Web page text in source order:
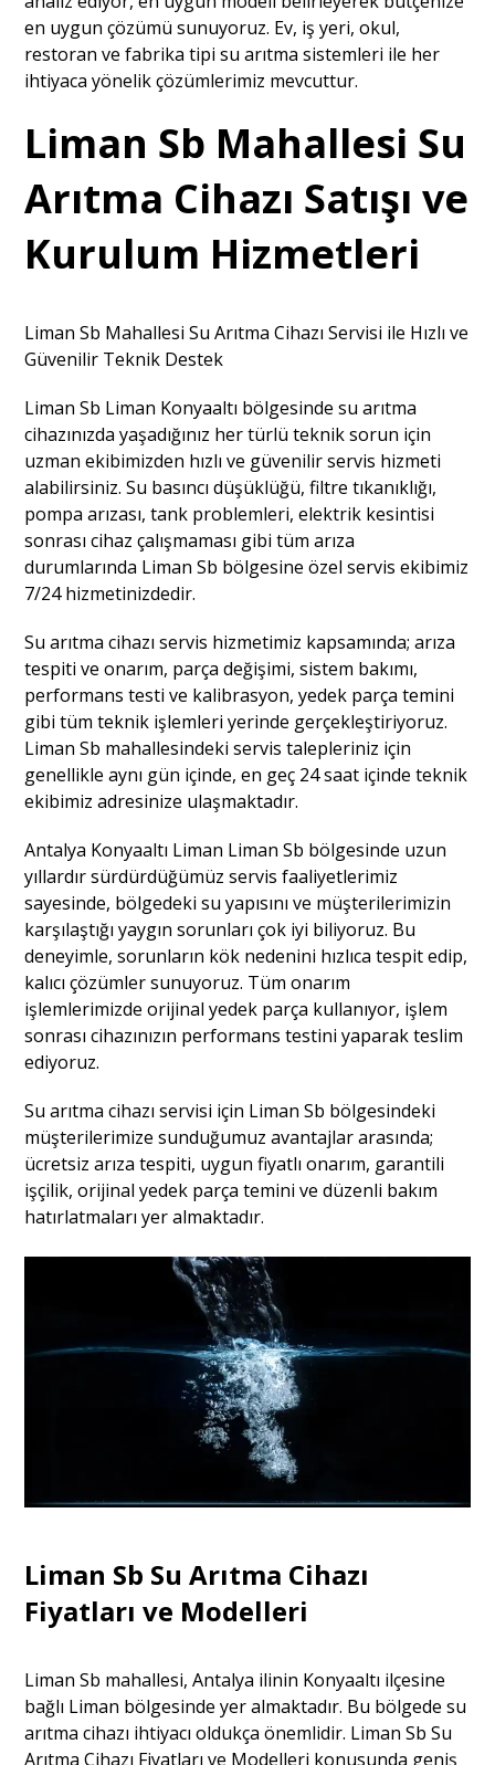
en uygun çözümü sunuyoruz. Ev, iş yeri, okul,
restoran ve fabrika tipi su arıtma sistemleri ile her
ihtiyaca yönelik çözümlerimiz mevcuttur.
Liman Sb Mahallesi Su
Arıtma Cihazı Satışı ve
Kurulum Hizmetleri
Liman Sb Mahallesi Su Arıtma Cihazı Servisi ile Hızlı ve
Güvenilir Teknik Destek
Liman Sb Liman Konyaaltı bölgesinde su arıtma
cihazınızda yaşadığınız her türlü teknik sorun için
uzman ekibimizden hızlı ve güvenilir servis hizmeti
alabilirsiniz. Su basıncı düşüklüğü, filtre tıkanıklığı,
pompa arızası, tank problemleri, elektrik kesintisi
sonrası cihaz çalışmaması gibi tüm arıza
durumlarında Liman Sb bölgesine özel servis ekibimiz
7/24 hizmetinizdedir.
Su arıtma cihazı servis hizmetimiz kapsamında; arıza
tespiti ve onarım, parça değişimi, sistem bakımı,
performans testi ve kalibrasyon, yedek parça temini
gibi tüm teknik işlemleri yerinde gerçekleştiriyoruz.
Liman Sb mahallesindeki servis talepleriniz için
genellikle aynı gün içinde, en geç 24 saat içinde teknik
ekibimiz adresinize ulaşmaktadır.
Antalya Konyaaltı Liman Liman Sb bölgesinde uzun
yıllardır sürdürdüğümüz servis faaliyetlerimiz
sayesinde, bölgedeki su yapısını ve müşterilerimizin
karşılaştığı yaygın sorunları çok iyi biliyoruz. Bu
deneyimle, sorunların kök nedenini hızlıca tespit edip,
kalıcı çözümler sunuyoruz. Tüm onarım
işlemlerimizde orijinal yedek parça kullanıyor, işlem
sonrası cihazınızın performans testini yaparak teslim
ediyoruz.
Su arıtma cihazı servisi için Liman Sb bölgesindeki
müşterilerimize sunduğumuz avantajlar arasında;
ücretsiz arıza tespiti, uygun fiyatlı onarım, garantili
işçilik, orijinal yedek parça temini ve düzenli bakım
hatırlatmaları yer almaktadır.
Liman Sb Su Arıtma Cihazı
Fiyatları ve Modelleri
Liman Sb mahallesi, Antalya ilinin Konyaaltı ilçesine
bağlı Liman bölgesinde yer almaktadır. Bu bölgede su
arıtma cihazı ihtiyacı oldukça önemlidir. Liman Sb Su
Arıtma Cihazı Fiyatları ve Modelleri konusunda geniş